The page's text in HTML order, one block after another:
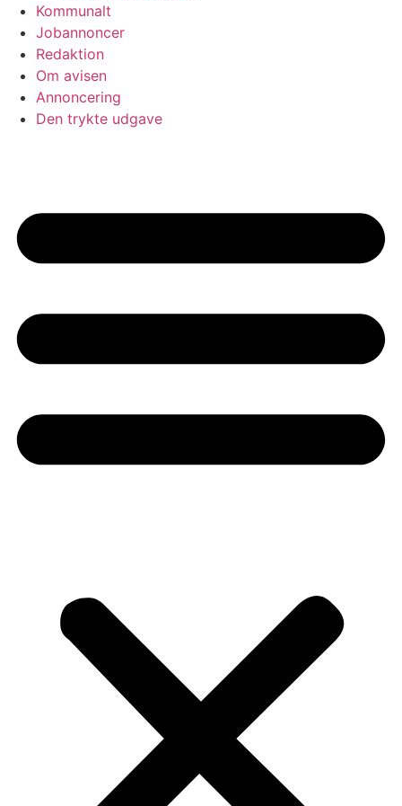
Kommunalt
Jobannoncer
Redaktion
Om avisen
Annoncering
Den trykte udgave